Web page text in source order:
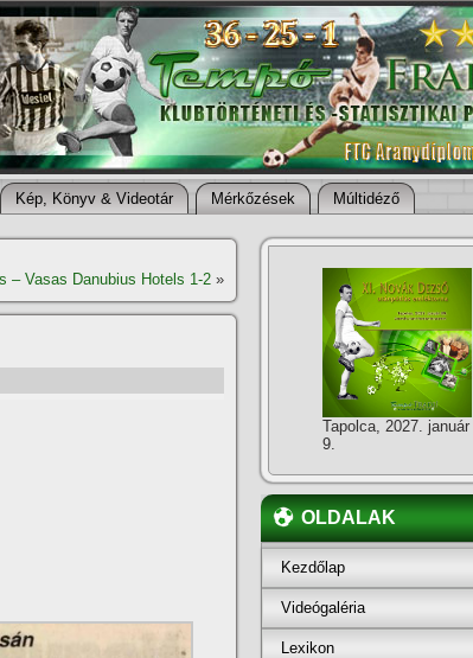
Kép, Könyv & Videotár Mérkőzések Múltidéző
– Vasas Danubius Hotels 1-2 »
Tapolca, 2027. január
9.
OLDALAK
Kezdőlap
Videógaléria
Lexikon